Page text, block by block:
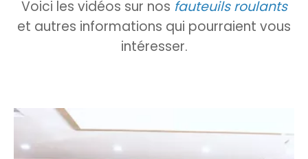
Voici les vidéos sur nos fauteuils roulants
et autres informations qui pourraient vous
intéresser.